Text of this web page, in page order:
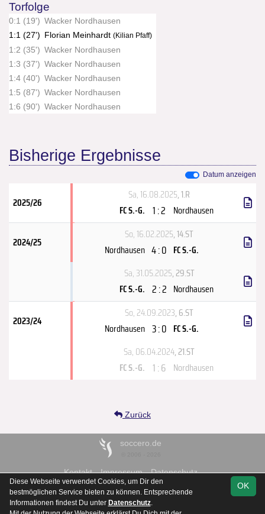
Torfolge
0:1 (19') Wacker Nordhausen
1:1 (27') Florian Meinhardt (Kilian Pfaff)
1:2 (35') Wacker Nordhausen
1:3 (37') Wacker Nordhausen
1:4 (40') Wacker Nordhausen
1:5 (87') Wacker Nordhausen
1:6 (90') Wacker Nordhausen
Bisherige Ergebnisse
Datum anzeigen
2025/26
Sa, 16.08.2025, 1.R
FC S.-G. 1 : 2 Nordhausen
2024/25
So, 16.02.2025, 14.ST
Nordhausen 4 : 0 FC S.-G.
Sa, 31.05.2025, 29.ST
FC S.-G. 2 : 2 Nordhausen
2023/24
So, 24.09.2023, 6.ST
Nordhausen 3 : 0 FC S.-G.
Sa, 06.04.2024, 21.ST
FC S.-G. 1 : 6 Nordhausen
Zurück
soccero.de
Kontakt Impressum
Datenschutz
OK
Diese Webseite verwendet Cookies, um Dir den
bestmöglichen Service bieten zu können. Entsprechende
Informationen findest Du unter Datenschutz.